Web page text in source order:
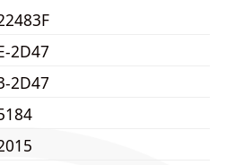
2D47
2D47